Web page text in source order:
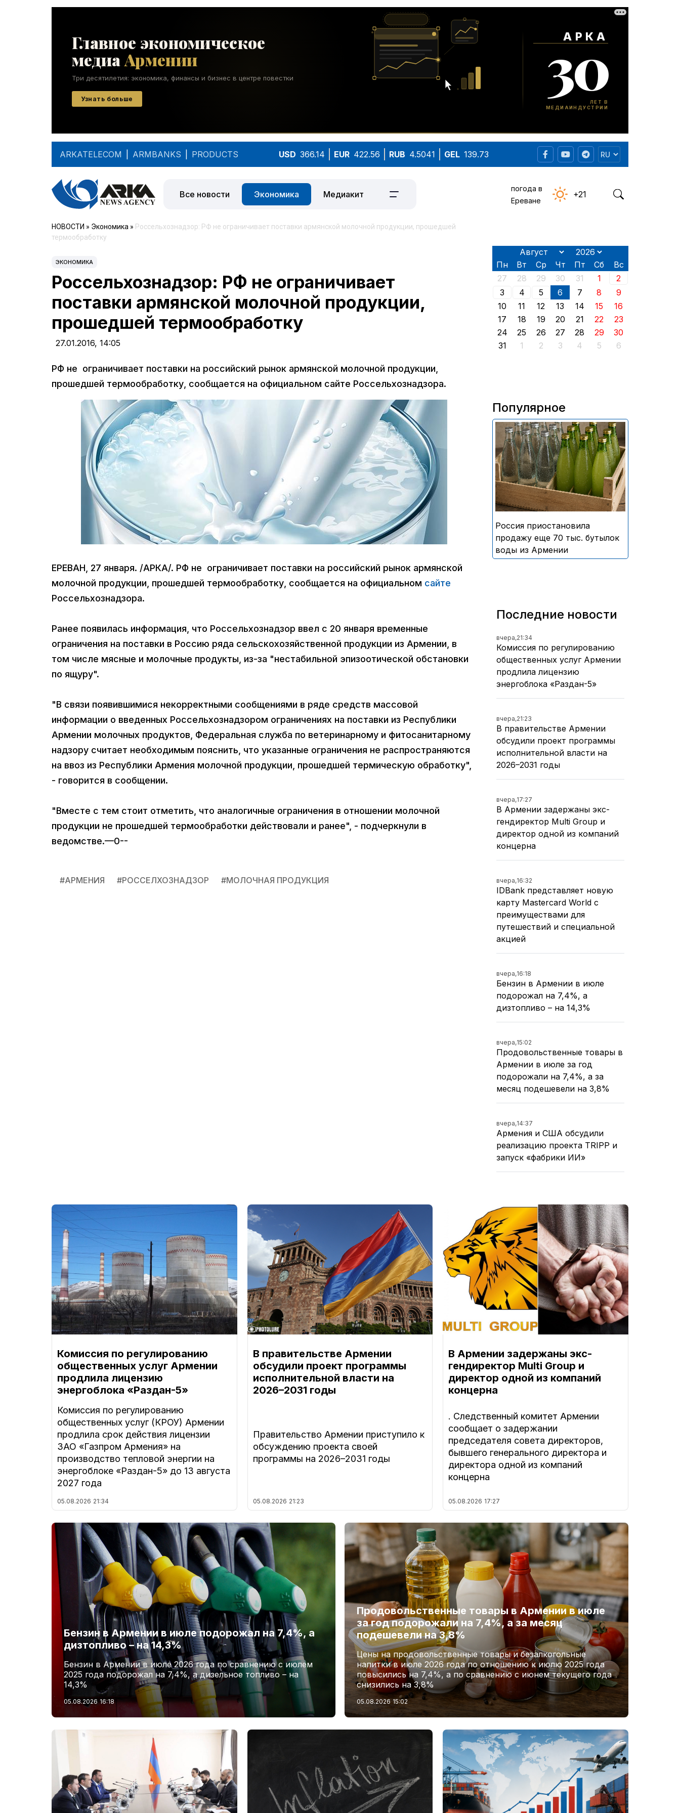
ARKATELECOM ARMBANKS PRODUCTS USD 366.14 EUR 422.56 RUB 4.5041 GEL 139.73
Все новости Экономика Медиакит
погода в
Ереване
+21
НОВОСТИ » Экономика » Россельхознадзор: РФ не ограничивает поставки армянской молочной продукции, прошедшей
термообработку
ЭКОНОМИКА
Россельхознадзор: РФ не ограничивает
поставки армянской молочной продукции,
прошедшей термообработку
27.01.2016, 14:05
РФ не ограничивает поставки на российский рынок армянской молочной продукции,
прошедшей термообработку, сообщается на официальном сайте Россельхознадзора.
ЕРЕВАН, 27 января. /АРКА/. РФ не ограничивает поставки на российский рынок армянской
молочной продукции, прошедшей термообработку, сообщается на официальном сайте
Россельхознадзора.
Ранее появилась информация, что Россельхознадзор ввел с 20 января временные
ограничения на поставки в Россию ряда сельскохозяйственной продукции из Армении, в
том числе мясные и молочные продукты, из-за "нестабильной эпизоотической обстановки
по ящуру".
"В связи появившимися некорректными сообщениями в ряде средств массовой
информации о введенных Россельхознадзором ограничениях на поставки из Республики
Армении молочных продуктов, Федеральная служба по ветеринарному и фитосанитарному
надзору считает необходимым пояснить, что указанные ограничения не распространяются
на ввоз из Республики Армения молочной продукции, прошедшей термическую обработку",
- говорится в сообщении.
"Вместе с тем стоит отметить, что аналогичные ограничения в отношении молочной
продукции не прошедшей термообработки действовали и ранее", - подчеркнули в
ведомстве.—0--
#АРМЕНИЯ #РОССЕЛХОЗНАДЗОР #МОЛОЧНАЯ ПРОДУКЦИЯ
Пн Вт Ср Чт Пт Сб
Вс
27
28 29 30 31 1
2
3
4 5 6 7 8
9
10
11 12 13 14 15
16
17
18 19 20 21 22
23
24
25 26 27 28 29
30
31
1 2 3 4 5 6
Популярное
В России приостановили
продажу более 70 тыс.
бутылок питьевой воды и
безалкогольных напитков
армянского производства
Россия приостановила
продажу еще 70 тыс. бутылок
воды из Армении
Последние новости
вчера,21:34
Комиссия по регулированию
общественных услуг Армении
продлила лицензию
энергоблока «Раздан-5»
вчера,21:23
В правительстве Армении
обсудили проект программы
исполнительной власти на
2026–2031 годы
вчера,17:27
В Армении задержаны экс-
гендиректор Multi Group и
директор одной из компаний
концерна
вчера,16:32
IDBank представляет новую
карту Mastercard World с
преимуществами для
путешествий и специальной
акцией
вчера,16:18
Бензин в Армении в июле
подорожал на 7,4%, а
дизтопливо – на 14,3%
вчера,15:02
Продовольственные товары в
Армении в июле за год
подорожали на 7,4%, а за
месяц подешевели на 3,8%
вчера,14:37
Армения и США обсудили
реализацию проекта TRIPP и
запуск «фабрики ИИ»
Комиссия по регулированию
общественных услуг Армении
продлила лицензию
энергоблока «Раздан-5»
Комиссия по регулированию
общественных услуг (КРОУ) Армении
продлила срок действия лицензии
ЗАО «Газпром Армения» на
производство тепловой энергии на
энергоблоке «Раздан-5» до 13 августа
2027 года
05.08.2026 21:34
В правительстве Армении
обсудили проект программы
исполнительной власти на
2026–2031 годы
Правительство Армении приступило к
обсуждению проекта своей
программы на 2026–2031 годы
05.08.2026 21:23
В Армении задержаны экс-
гендиректор Multi Group и
директор одной из компаний
концерна
. Следственный комитет Армении
сообщает о задержании
председателя совета директоров,
бывшего генерального директора и
директора одной из компаний
концерна
05.08.2026 17:27
Бензин в Армении в июле подорожал на 7,4%, а
дизтопливо – на 14,3%
Бензин в Армении в июле 2026 года по сравнению с июлем
2025 года подорожал на 7,4%, а дизельное топливо – на
14,3%
05.08.2026 16:18
Продовольственные товары в Армении в июле
за год подорожали на 7,4%, а за месяц
подешевели на 3,8%
Цены на продовольственные товары и безалкогольные
напитки в июле 2026 года по отношению к июлю 2025 года
повысились на 7,4%, а по сравнению с июнем текущего года
снизились на 3,8%
05.08.2026 15:02